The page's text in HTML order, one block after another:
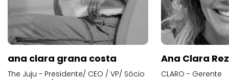
ana clara grana costa
The Juju - Presidente/ CEO / VP/ Sócio
Ana Clara
CLARO - Gerente